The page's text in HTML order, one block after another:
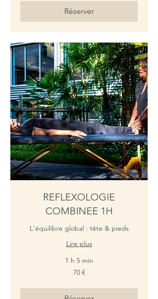
Réserver
REFLEXOLOGIE
COMBINEE 1H
L'équilibre global : tête & pieds
Lire plus
1 h 5 min
70 €